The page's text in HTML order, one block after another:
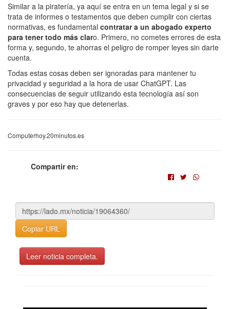
Similar a la piratería, ya aquí se entra en un tema legal y si se
trata de informes o testamentos que deben cumplir con ciertas
normativas, es fundamental contratar a un abogado experto
para tener todo más claro. Primero, no cometes errores de esta
forma y, segundo, te ahorras el peligro de romper leyes sin darte
cuenta.
Todas estas cosas deben ser ignoradas para mantener tu
privacidad y seguridad a la hora de usar ChatGPT. Las
consecuencias de seguir utilizando esta tecnología así son
graves y por eso hay que detenerlas.
Computerhoy.20minutos.es
Compartir en:
Copiar URL
Leer noticia completa.